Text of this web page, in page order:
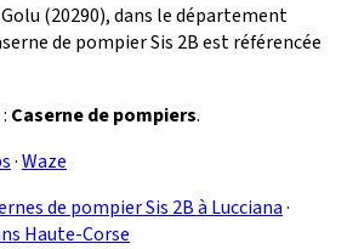
(20290), dans le département
de pompier Sis 2B est référencée
Caserne de pompiers.
·Waze
de pompier Sis 2B à Lucciana·
Haute-Corse